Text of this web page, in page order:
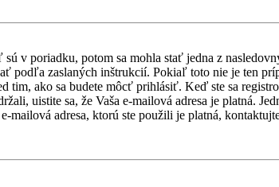
v poriadku, potom sa mohla stať jedna z
podľa zaslaných inštrukcií. Pokiaľ toto nie je ten
tim, ako sa budete môcť prihlásiť. Keď ste sa
uistite sa, že Vaša e-mailová adresa je platná.
adresa, ktorú ste použili je platná,